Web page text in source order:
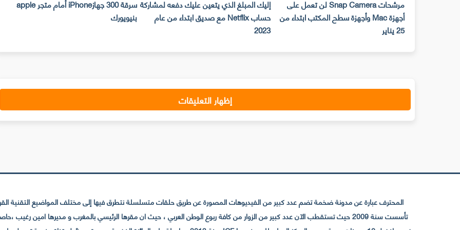
مرشحات Snap Camera لن تعمل على
أجهزة Mac وأجهزة سطح المكتب ابتداء من
25 يناير
إليك المبلغ الذي يتعين عليك دفعه لمشاركة
حساب Netflix مع صديق ابتداء من عام
2023
سرقة 300 جهازiPhone أمام متجر apple
بنيويورك
إظهار التعليقات
المحترف عبارة عن مدونة ضخمة تضم عدد كبير من الفيديوهات المصورة عن طريق حلقات متسلسلة نتطرق فيها إلى مختلف المواضيع التقنية